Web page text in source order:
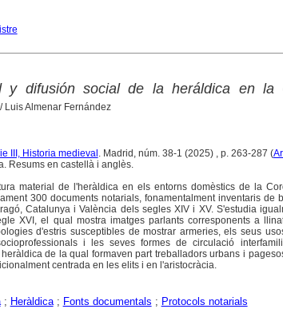
y difusión social de la heráldica en la
/ Luis Almenar Fernández
III, Historia medieval . Madrid, núm. 38-1 (2025) , p. 263-287 (
Resums en castellà i anglès.
material de l'heràldica en els entorns domèstics de la
300 documents notarials, fonamentalment inventaris de
Catalunya i València dels segles XIV i XV. S'estudia
XVI, el qual mostra imatges parlants corresponents a
d'estris susceptibles de mostrar armeries, els seus
i les seves formes de circulació
de la qual formaven part treballadors urbans i
centrada en les elits i en l'aristocràcia.
; Heràldica; Fonts documentals ; Protocols notarials